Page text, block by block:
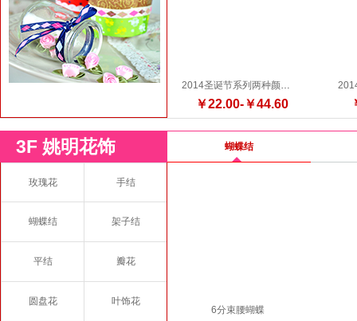
2014圣诞节系列两种颜色9mm 16mm 25mm
￥22.00-￥44.60
3F 姚明花饰 蝴蝶结
玫瑰花 手结
蝴蝶结 架子结
平结 瓣花
圆盘花 叶饰花
6分束腰蝴蝶